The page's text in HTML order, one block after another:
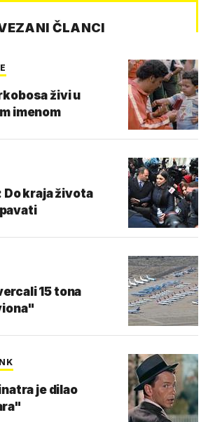
ČLANCI
živi u
imenom
Do kraja života
15 tona
je dilao